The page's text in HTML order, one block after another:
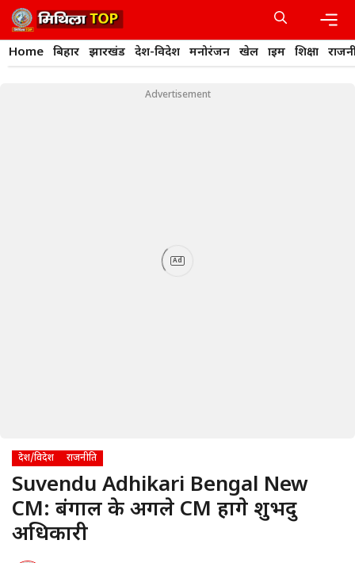
Skip
to
content
Home बिहार झारखंड देश-विदेश मनोरंजन खेल क्राइम शिक्षा
Advertisement
Ad
देश/विदेश राजनीति
Suvendu Adhikari Bengal New
CM: बंगाल के अगले CM होंगे शुभेंदु
अधिकारी